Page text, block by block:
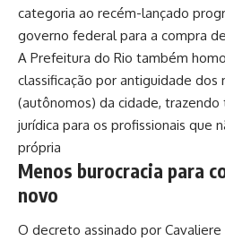
categoria ao recém-lançado
governo federal para a compra
A Prefeitura do Rio também
classificação por antiguidade dos
(autônomos) da cidade, trazendo
jurídica para os profissionais que
própria
Menos burocracia para
novo
O decreto assinado por